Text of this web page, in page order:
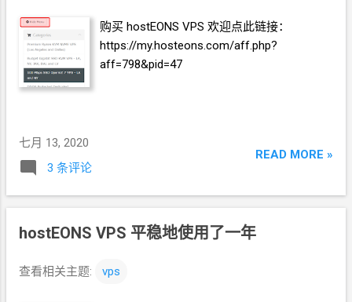
购买 hostEONS VPS 欢迎点此链接：
https://my.hosteons.com/aff.php?
aff=798&pid=47
七月 13, 2020
3 条评论
READ MORE »
hostEONS VPS 平稳地使用了一年
查看相关主题: vps